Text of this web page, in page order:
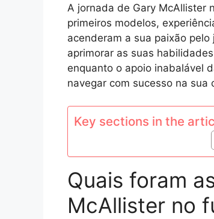
A jornada de Gary McAllister
primeiros modelos,
acenderam a sua paixão
aprimorar as suas
enquanto o apoio inabalável
navegar com sucesso na sua
Key sections in the
Quais foram
McAllister no